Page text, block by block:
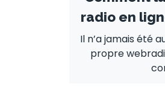
radio en
Il n’a jamais été
propre